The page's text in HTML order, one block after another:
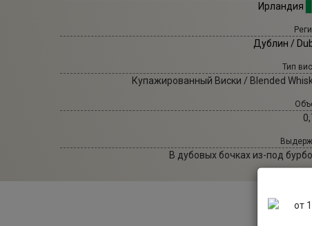
Ирландия
Дублин /
Тип
Купажированный Виски / Blended
В дубовых бочках из-под